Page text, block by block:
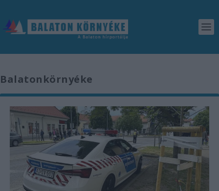
Balatonkörnyéke